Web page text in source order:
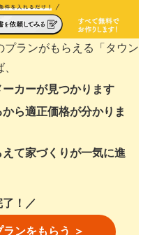
ランがもらえる「タウン
カーが見つかります
ら適正価格が分かりま
て家づくりが一気に進
！／
ンをもらう ＞